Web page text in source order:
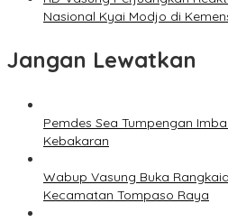
Nasional Kyai Modjo di
Jangan Lewatkan
Pemdes Sea Tumpengan
Kebakaran
Wabup Vasung Buka
Kecamatan Tompaso Raya